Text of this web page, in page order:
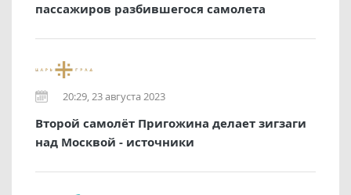
пассажиров разбившегося самолета
20:29, 23 августа 2023
Второй самолёт Пригожина делает зигзаги
над Москвой - источники